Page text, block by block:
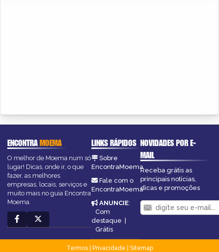
ENCONTRAMOEMA
O melhor de Moema num só
lugar! Dicas, onde ir, o que
fazer, as melhores
empresas, locais, serviços e
muito mais no guia Encontra
Moema.
LINKS RÁPIDOS
Sobre
EncontraMoema
Fale com o
EncontraMoema
ANUNCIE:
Com
destaque |
Grátis
NOVIDADES POR E-
MAIL
Receba grátis as
principais notícias,
dicas e promoções
Termos| Privacidade
Sitemap